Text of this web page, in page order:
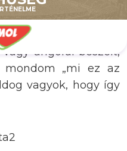
volt, hogy teljesen
Hideg volt, új
angolul beszélt,
„mi ez az
vagyok, hogy így